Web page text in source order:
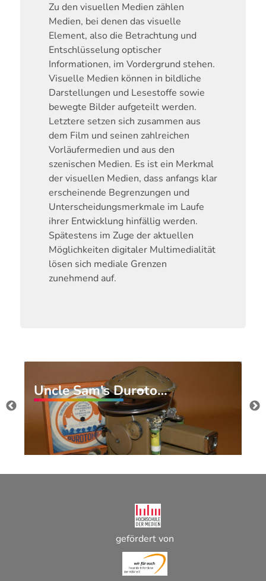
Zu den visuellen Medien zählen
Medien, bei denen das visuelle
Element, also die Betrachtung und
Entschlüsselung optischer
Informationen, im Vordergrund stehen.
Visuelle Medien können in bildliche
Darstellungen und Lesestoffe sowie
bewegte Bilder aufgeteilt werden.
Letztere setzen sich zusammen aus
dem Film und seinen zahlreichen
Vorläufermedien und aus den
szenischen Medien. Es ist ein Merkmal
der visuellen Medien, dass anfangs klar
erscheinende Begrenzungen und
Unterscheidungsmerkmale im Laufe
ihrer Entwicklung hinfällig werden.
Spätestens im Zuge der aktuellen
Möglichkeiten digitaler Multimedialität
lösen sich mediale Grenzen
zunehmend auf.
Uncle Sam's Duroto…
gefördert von